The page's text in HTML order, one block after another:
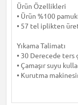
Ürün Özellikleri
• Ürün %100
• 57 tel iplikten
Yıkama Talimatı
• 30 Derecede ters
• Çamaşır suyu
• Kurutma